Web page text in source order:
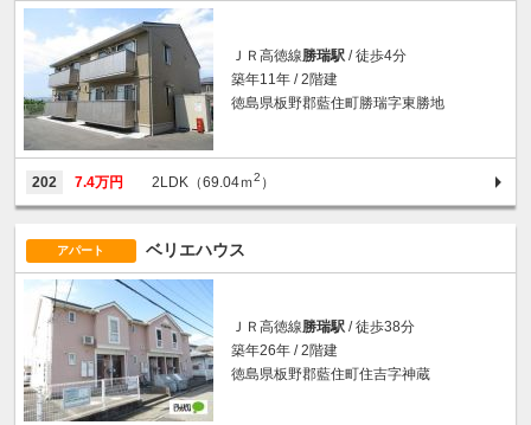
ＪＲ高徳線 勝瑞駅 / 徒歩4分
築年11年 / 2階建
徳島県板野郡藍住町勝瑞字東勝地
202 7.4万円 2LDK（69.04ｍ2 ）
アパート ベリエハウス
ＪＲ高徳線勝瑞駅 / 徒歩38分
築年26年 / 2階建
徳島県板野郡藍住町住吉字神蔵